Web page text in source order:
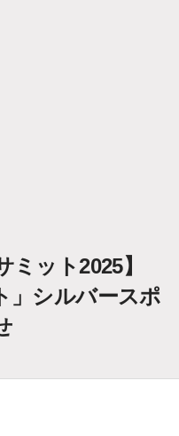
ミット2025】
」シルバースポ